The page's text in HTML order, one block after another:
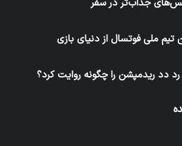
تیم ملی فوتسال از دنیای بازی
رد دد ریدمپشن را چگونه روایت کرد؟